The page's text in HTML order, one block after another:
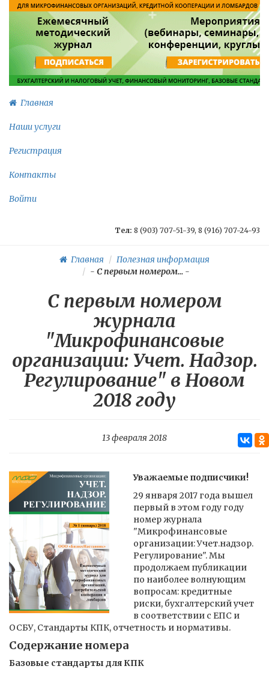
Главная
Наши услуги
Регистрация
Контакты
Войти
Тел: 8 (903) 707-51-39, 8 (916) 707-24-93
Главная
Полезная информация
- С первым номером... -
С первым номером
журнала
"Микрофинансовые
организации: Учет. Надзор.
Регулирование" в Новом
2018 году
13 февраля 2018
Уважаемые подписчики!
29 января 2017 года вышел
первый в этом году году
номер журнала
"Микрофинансовые
организации: Учет.надзор.
Регулирование". Мы
продолжаем публикации
по наиболее волнующим
вопросам: кредитные
риски, бухгалтерский учет
в соответствии с ЕПС и
ОСБУ, Стандарты КПК, отчетность и нормативы.
Содержание номера
Базовые стандарты для КПК